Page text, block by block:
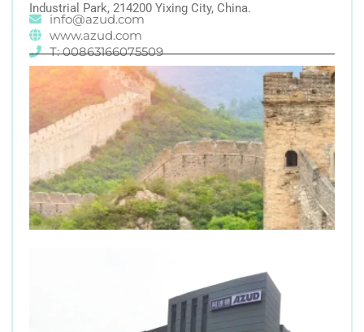
Industrial Park, 214200 Yixing City, China.
info@azud.com
www.azud.com
T: 00863166075509